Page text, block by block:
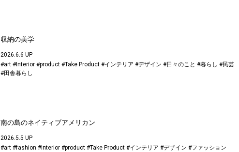
収納の美学
2026.6.6 UP
#art #Interior #product #Take Product #インテリア #デザイン #日々のこと #暮らし #民芸
#田舎暮らし
南の島のネイティブアメリカン
2026.5.5 UP
#art #fashion #Interior #product #Take Product #インテリア #デザイン #ファッション